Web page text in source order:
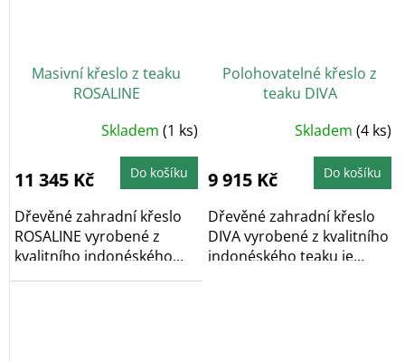
Masivní křeslo z teaku
ROSALINE
Skladem (1 ks)
11 345 Kč Do košíku
Dřevěné zahradní křeslo
ROSALINE vyrobené z
kvalitního indonéského
jádrového teaku je...
Polohovatelné křeslo z
teaku DIVA
Skladem (4 ks)
9 915 Kč Do košíku
Dřevěné zahradní křeslo
DIVA vyrobené z kvalitního
indonéského teaku je